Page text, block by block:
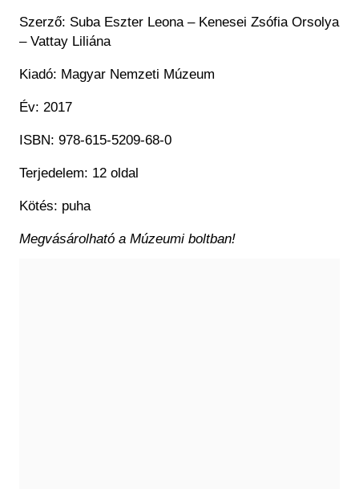
Szerző: Suba Eszter Leona – Kenesei Zsófia Orsolya
– Vattay Liliána
Kiadó: Magyar Nemzeti Múzeum
Év: 2017
ISBN: 978-615-5209-68-0
Terjedelem: 12 oldal
Kötés: puha
Megvásárolható a Múzeumi boltban!